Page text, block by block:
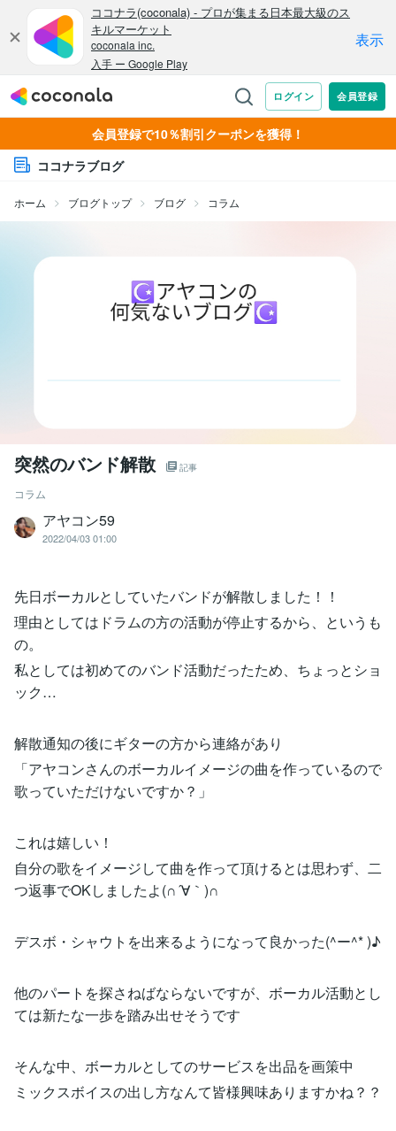
会員登録で10％割引クーポンを獲得！
ココナラブログ
ホーム ブログトップ ブログ コラム
突然のバンド解散 記事
コラム
アヤコン59
2022/04/03 01:00
先日ボーカルとしていたバンドが解散しました！！
理由としてはドラムの方の活動が停止するから、というも
の。
私としては初めてのバンド活動だったため、ちょっとショ
ック…
解散通知の後にギターの方から連絡があり
「アヤコンさんのボーカルイメージの曲を作っているので
歌っていただけないですか？」
これは嬉しい！
自分の歌をイメージして曲を作って頂けるとは思わず、二
つ返事でOKしましたよ(∩´∀｀)∩
デスボ・シャウトを出来るようになって良かった(^ー^* )♪
他のパートを探さねばならないですが、ボーカル活動とし
ては新たな一歩を踏み出せそうです
そんな中、ボーカルとしてのサービスを出品を画策中
ミックスボイスの出し方なんて皆様興味ありますかね？？